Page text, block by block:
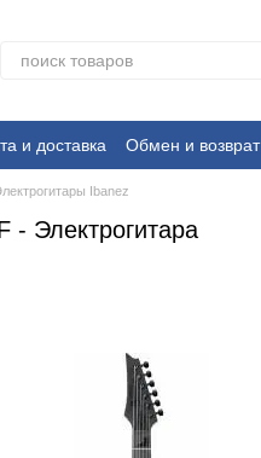
и доставка Обмен и возврат
Ibanez
- Электрогитара